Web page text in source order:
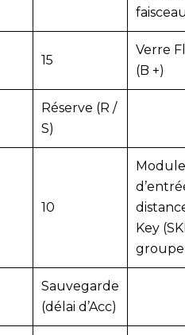
15
Verre
(B +)
Réserve (R /
S)
10
Module
Key
groupe
Sauvegarde
(délai d’Acc)